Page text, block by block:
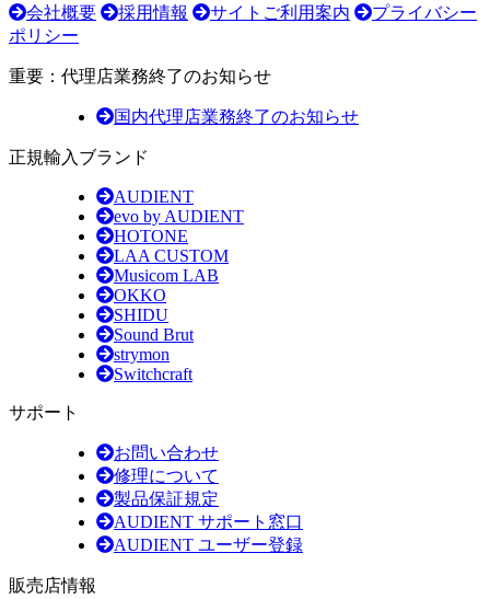
会社概要
採用情報 サイトご利用案内
プライバシー
ポリシー
重要：代理店業務終了のお知らせ
国内代理店業務終了のお知らせ
正規輸入ブランド
AUDIENT
evo by AUDIENT
HOTONE
LAA CUSTOM
Musicom LAB
OKKO
SHIDU
Sound Brut
strymon
Switchcraft
サポート
お問い合わせ
修理について
製品保証規定
AUDIENT サポート窓口
AUDIENT ユーザー登録
販売店情報